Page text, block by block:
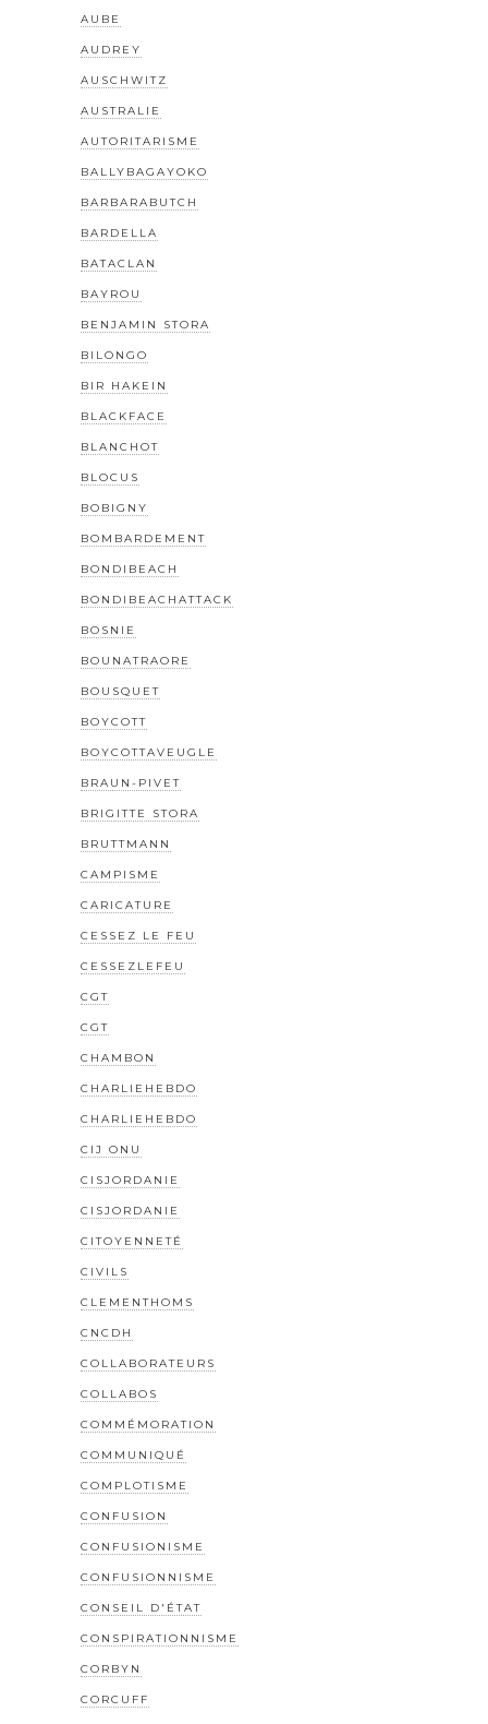
AUBE
AUDREY
AUSCHWITZ
AUSTRALIE
AUTORITARISME
BALLYBAGAYOKO
BARBARABUTCH
BARDELLA
BATACLAN
BAYROU
BENJAMIN STORA
BILONGO
BIR HAKEIN
BLACKFACE
BLANCHOT
BLOCUS
BOBIGNY
BOMBARDEMENT
BONDIBEACH
BONDIBEACHATTACK
BOSNIE
BOUNATRAORE
BOUSQUET
BOYCOTT
BOYCOTTAVEUGLE
BRAUN-PIVET
BRIGITTE STORA
BRUTTMANN
CAMPISME
CARICATURE
CESSEZ LE FEU
CESSEZLEFEU
CGT
CGT
CHAMBON
CHARLIEHEBDO
CHARLIEHEBDO
CIJ ONU
CISJORDANIE
CISJORDANIE
CITOYENNETÉ
CIVILS
CLEMENTHOMS
CNCDH
COLLABORATEURS
COLLABOS
COMMÉMORATION
COMMUNIQUÉ
COMPLOTISME
CONFUSION
CONFUSIONISME
CONFUSIONNISME
CONSEIL D'ÉTAT
CONSPIRATIONNISME
CORBYN
CORCUFF